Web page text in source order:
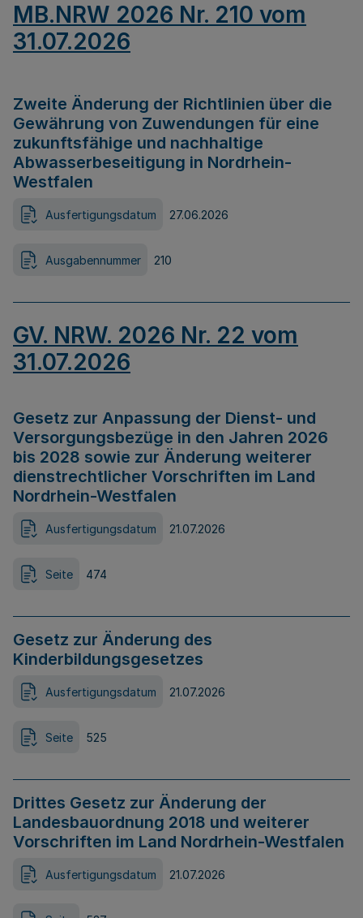
MB.NRW 2026 Nr. 210 vom
31.07.2026
Zweite Änderung der Richtlinien über die
Gewährung von Zuwendungen für eine
zukunftsfähige und nachhaltige
Abwasserbeseitigung in Nordrhein-
Westfalen
Ausfertigungsdatum 27.06.2026
Ausgabennummer 210
GV. NRW. 2026 Nr. 22 vom
31.07.2026
Gesetz zur Anpassung der Dienst- und
Versorgungsbezüge in den Jahren 2026
bis 2028 sowie zur Änderung weiterer
dienstrechtlicher Vorschriften im Land
Nordrhein-Westfalen
Ausfertigungsdatum 21.07.2026
Seite 474
Gesetz zur Änderung des
Kinderbildungsgesetzes
Ausfertigungsdatum 21.07.2026
Seite 525
Drittes Gesetz zur Änderung der
Landesbauordnung 2018 und weiterer
Vorschriften im Land Nordrhein-Westfalen
Ausfertigungsdatum 21.07.2026